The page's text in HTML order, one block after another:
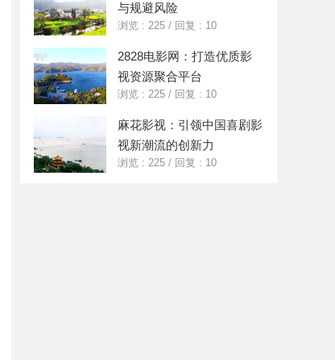
与规避风险
浏览 : 225 / 回复 : 10
2828电影网：打造优质影
视资源聚合平台
浏览 : 225 / 回复 : 10
麻花影视：引领中国喜剧影
视新潮流的创新力
浏览 : 225 / 回复 : 10